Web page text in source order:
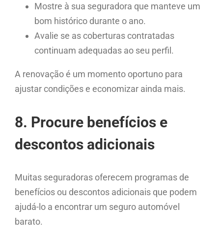
Mostre à sua seguradora que manteve um
bom histórico durante o ano.
Avalie se as coberturas contratadas
continuam adequadas ao seu perfil.
A renovação é um momento oportuno para
ajustar condições e economizar ainda mais.
8. Procure benefícios e
descontos adicionais
Muitas seguradoras oferecem programas de
benefícios ou descontos adicionais que podem
ajudá-lo a encontrar um seguro automóvel
barato.